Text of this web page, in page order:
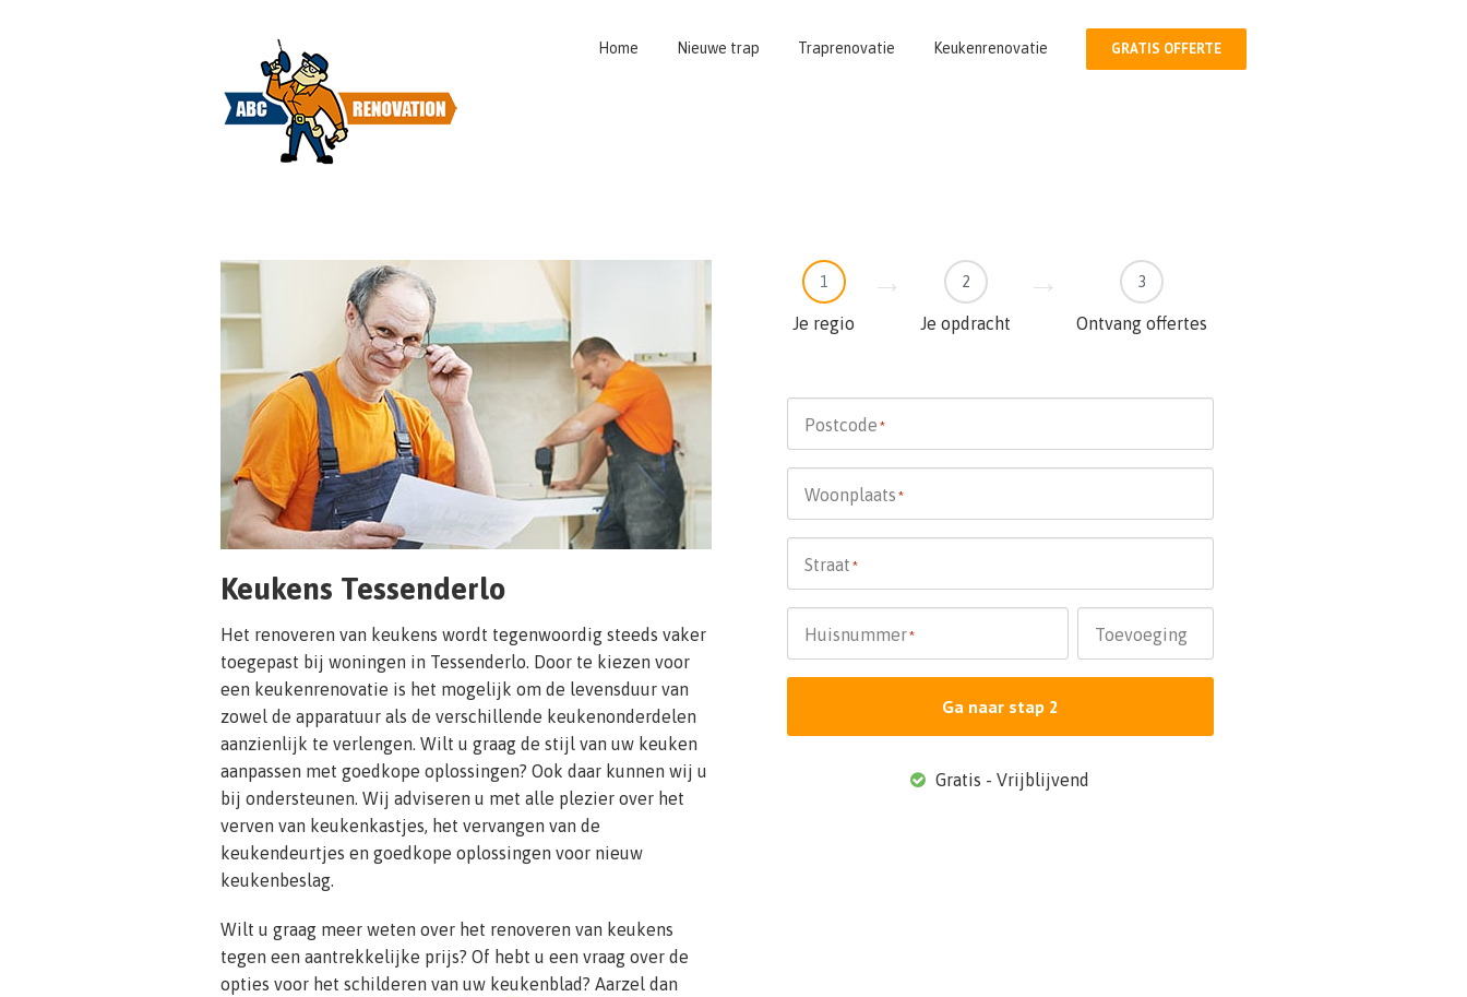
Home Nieuwe trap Traprenovatie Keukenrenovatie GRATIS OFFERTE
Keukens Tessenderlo
Het renoveren van keukens wordt tegenwoordig steeds vaker
toegepast bij woningen in Tessenderlo. Door te kiezen voor
een keukenrenovatie is het mogelijk om de levensduur van
zowel de apparatuur als de verschillende keukenonderdelen
aanzienlijk te verlengen. Wilt u graag de stijl van uw keuken
aanpassen met goedkope oplossingen? Ook daar kunnen wij u
bij ondersteunen. Wij adviseren u met alle plezier over het
verven van keukenkastjes, het vervangen van de
keukendeurtjes en goedkope oplossingen voor nieuw
keukenbeslag.
Wilt u graag meer weten over het renoveren van keukens
tegen een aantrekkelijke prijs? Of hebt u een vraag over de
opties voor het schilderen van uw keukenblad? Aarzel dan
1
Je regio
2
Je opdracht
3
Ontvang offertes
Postcode *
Woonplaats *
Straat *
Huisnummer* Toevoeging
Ga naar stap 2
Gratis - Vrijblijvend